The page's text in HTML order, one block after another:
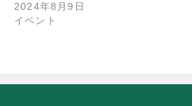
2024年8月9日
イベント